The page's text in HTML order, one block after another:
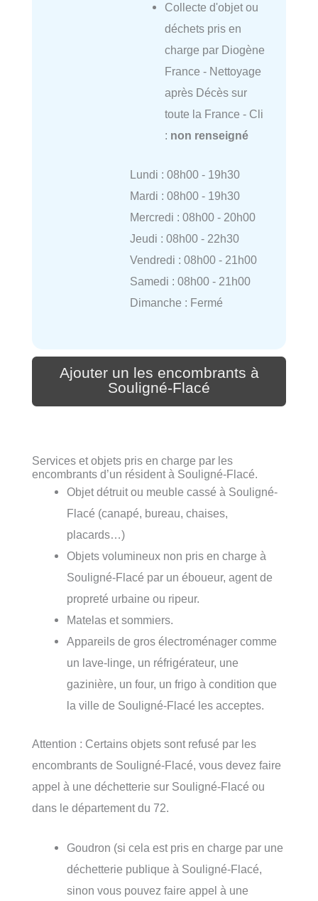
Collecte d'objet ou
déchets pris en
charge par Diogène
France - Nettoyage
après Décès sur
toute la France - Cli
: non renseigné
Lundi : 08h00 - 19h30
Mardi : 08h00 - 19h30
Mercredi : 08h00 - 20h00
Jeudi : 08h00 - 22h30
Vendredi : 08h00 - 21h00
Samedi : 08h00 - 21h00
Dimanche : Fermé
Ajouter un les encombrants à
Souligné-Flacé
Services et objets pris en charge par les
encombrants d’un résident à Souligné-Flacé.
Objet détruit ou meuble cassé à Souligné-
Flacé (canapé, bureau, chaises,
placards…)
Objets volumineux non pris en charge à
Souligné-Flacé par un éboueur, agent de
propreté urbaine ou ripeur.
Matelas et sommiers.
Appareils de gros électroménager comme
un lave-linge, un réfrigérateur, une
gazinière, un four, un frigo à condition que
la ville de Souligné-Flacé les acceptes.
Attention : Certains objets sont refusé par les
encombrants de Souligné-Flacé, vous devez faire
appel à une déchetterie sur Souligné-Flacé ou
dans le département du 72.
Goudron (si cela est pris en charge par une
déchetterie publique à Souligné-Flacé,
sinon vous pouvez faire appel à une